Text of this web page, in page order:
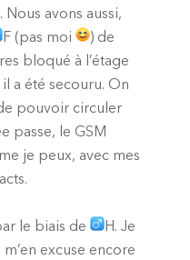
Nous avons aussi,
F (pas moi
) de
bloqué à l’étage
a été secouru. On
pouvoir circuler
passe, le GSM
je peux, avec mes
le biais de
H. Je
excuse encore